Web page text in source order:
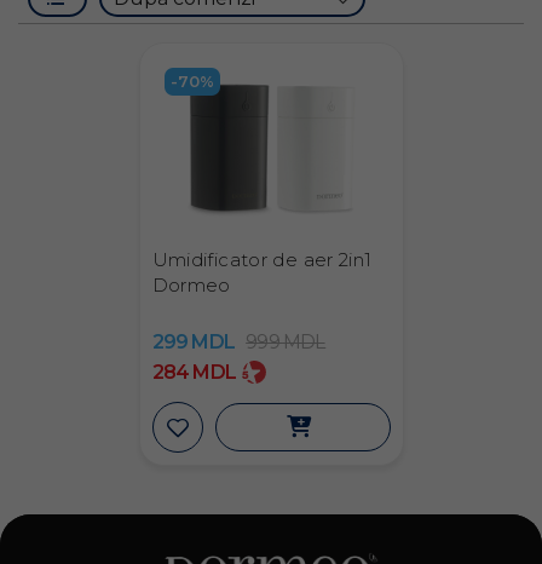
-70%
Umidificator de aer 2in1
Dormeo
299 MDL 999MDL
284 MDL